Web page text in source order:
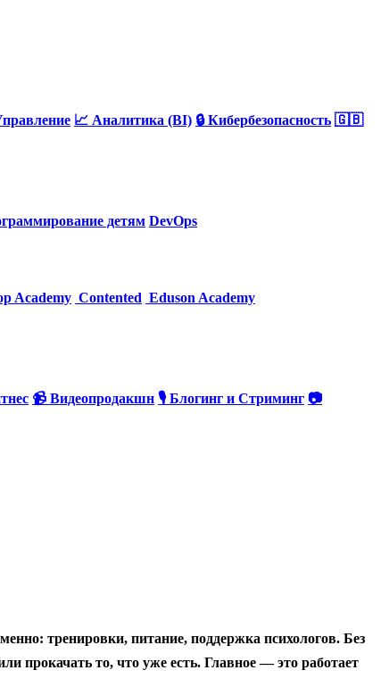
📈 Аналитика (BI) 🔒 Кибербезопасность 🇬🇧
детям DevOps
Academy Contented Eduson Academy
📹 Видеопродакшн 🎙 Блогинг и Стриминг 📷
тренировки, питание, поддержка психологов. Без
прокачать то, что уже есть. Главное — это работает